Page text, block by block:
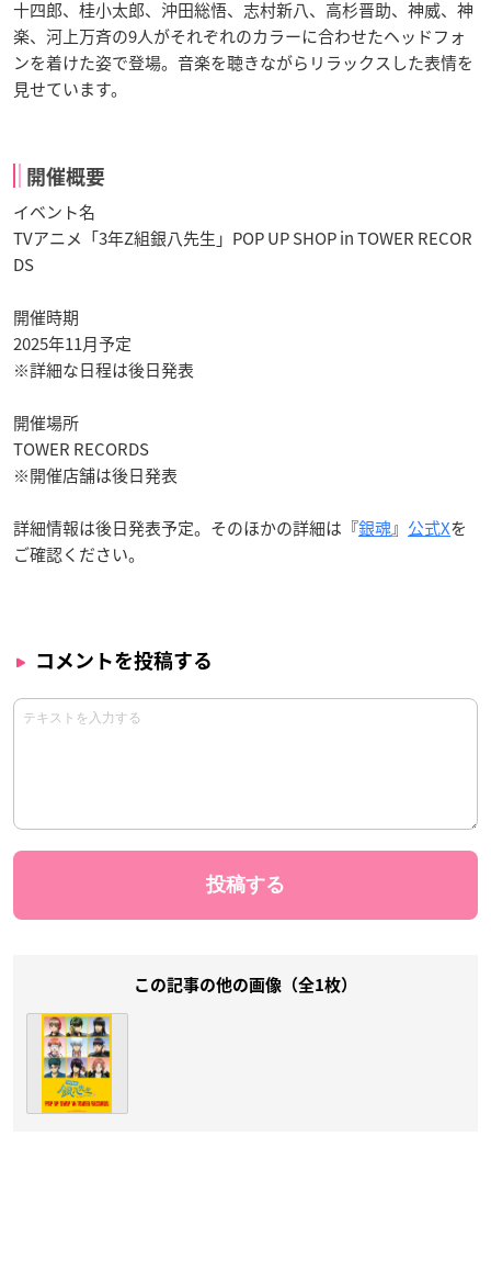
十四郎、桂小太郎、沖田総悟、志村新八、高杉晋助、神威、神
楽、河上万斉の9人がそれぞれのカラーに合わせたヘッドフォ
ンを着けた姿で登場。音楽を聴きながらリラックスした表情を
見せています。
開催概要
イベント名
TVアニメ「3年Z組銀八先生」POP UP SHOP in TOWER RECOR
DS
開催時期
2025年11月予定
※詳細な日程は後日発表
開催場所
TOWER RECORDS
※開催店舗は後日発表
詳細情報は後日発表予定。そのほかの詳細は『銀魂』 公式Xを
ご確認ください。
コメントを投稿する
この記事の他の画像（全1枚）